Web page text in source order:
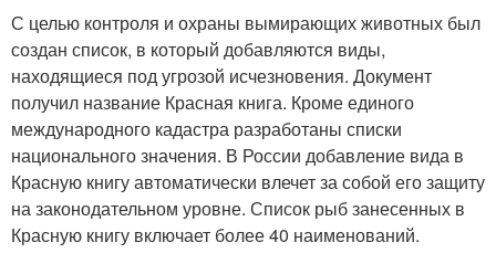
С целью контроля и охраны вымирающих животных был
создан список, в который добавляются виды,
находящиеся под угрозой исчезновения. Документ
получил название Красная книга. Кроме единого
международного кадастра разработаны списки
национального значения. В России добавление вида в
Красную книгу автоматически влечет за собой его защиту
на законодательном уровне. Список рыб занесенных в
Красную книгу включает более 40 наименований.